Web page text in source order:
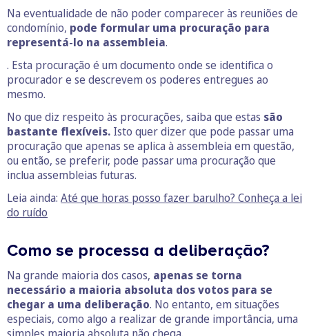
Na eventualidade de não poder comparecer às reuniões de
condomínio, pode formular uma procuração para
representá-lo na assembleia.
. Esta procuração é um documento onde se identifica o
procurador e se descrevem os poderes entregues ao
mesmo.
No que diz respeito às procurações, saiba que estas são
bastante flexíveis. Isto quer dizer que pode passar uma
procuração que apenas se aplica à assembleia em questão,
ou então, se preferir, pode passar uma procuração que
inclua assembleias futuras.
Leia ainda: Até que horas posso fazer barulho? Conheça a lei
do ruído
Como se processa a deliberação?
Na grande maioria dos casos, apenas se torna
necessário a maioria absoluta dos votos para se
chegar a uma deliberação. No entanto, em situações
especiais, como algo a realizar de grande importância, uma